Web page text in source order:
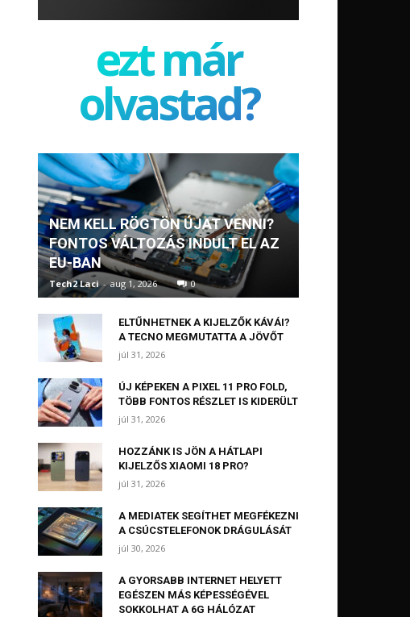
ezt már
olvastad?
NEM KELL RÖGTÖN ÚJAT VENNI?
FONTOS VÁLTOZÁS INDULT EL AZ
EU-BAN
Tech2 Laci - aug 1, 2026 0
ELTŰNHETNEK A KIJELZŐK KÁVÁI?
A TECNO MEGMUTATTA A JÖVŐT
júl 31, 2026
ÚJ KÉPEKEN A PIXEL 11 PRO FOLD,
TÖBB FONTOS RÉSZLET IS KIDERÜLT
júl 31, 2026
HOZZÁNK IS JÖN A HÁTLAPI
KIJELZŐS XIAOMI 18 PRO?
júl 31, 2026
A MEDIATEK SEGÍTHET MEGFÉKEZNI
A CSÚCSTELEFONOK DRÁGULÁSÁT
júl 30, 2026
A GYORSABB INTERNET HELYETT
EGÉSZEN MÁS KÉPESSÉGÉVEL
SOKKOLHAT A 6G HÁLÓZAT